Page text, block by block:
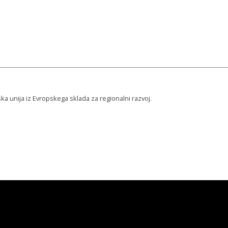
unija iz Evropskega sklada za regionalni razvoj.